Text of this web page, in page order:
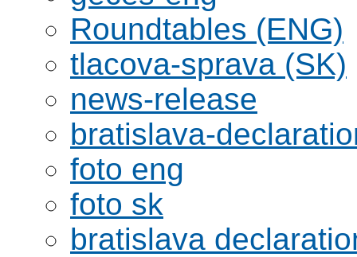
Roundtables (ENG)
tlacova-sprava (SK)
news-release
bratislava-
foto eng
foto sk
bratislava